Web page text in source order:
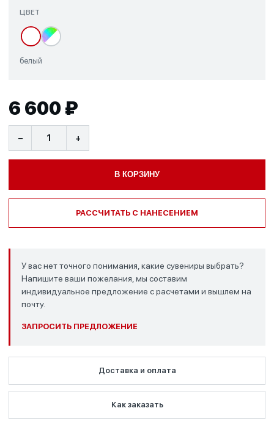
ЦВЕТ
белый
6 600 ₽
− +
В КОРЗИНУ
РАССЧИТАТЬ С НАНЕСЕНИЕМ
У вас нет точного понимания, какие сувениры выбрать?
Напишите ваши пожелания, мы составим
индивидуальное предложение с расчетами и вышлем на
почту.
ЗАПРОСИТЬ ПРЕДЛОЖЕНИЕ
Доставка и оплата
Как заказать